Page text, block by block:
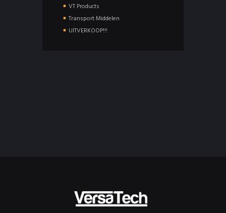
VT Products
Transport Middelen
UITVERKOOP!!!